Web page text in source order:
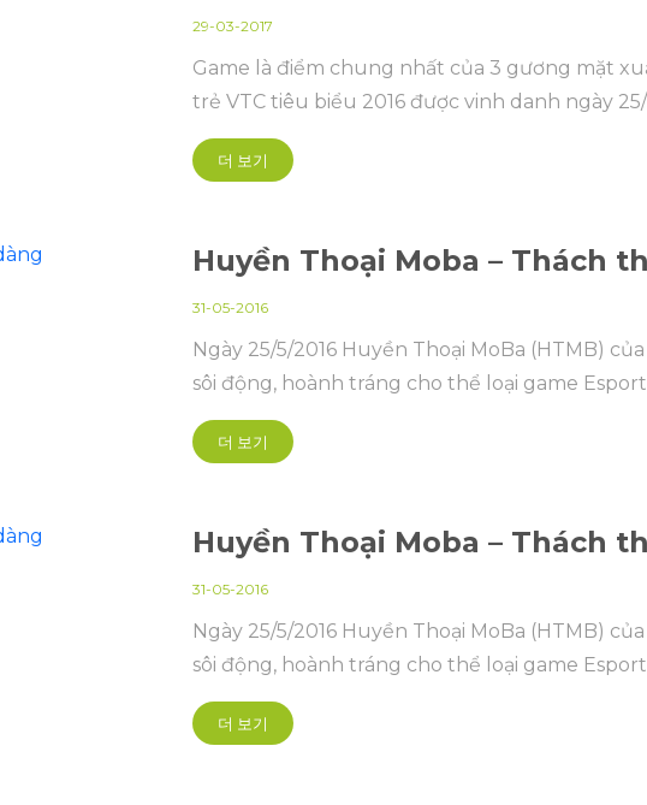
29-03-2017
Game là điểm chung nhất của 3 gương mặt
trẻ VTC tiêu biểu 2016 được vinh danh ngày
더 보기
Huyền Thoại Moba – Thách
31-05-2016
Ngày 25/5/2016 Huyền Thoại MoBa (HTMB)
sôi động, hoành tráng cho thể loại game
더 보기
Huyền Thoại Moba – Thách
31-05-2016
Ngày 25/5/2016 Huyền Thoại MoBa (HTMB)
sôi động, hoành tráng cho thể loại game
더 보기